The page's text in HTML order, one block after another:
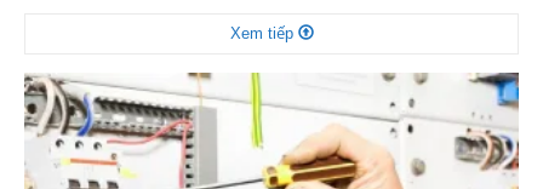
pháp điều hòa thông minh, công suất lớn. Hệ thống này làm […]
Xem tiếp